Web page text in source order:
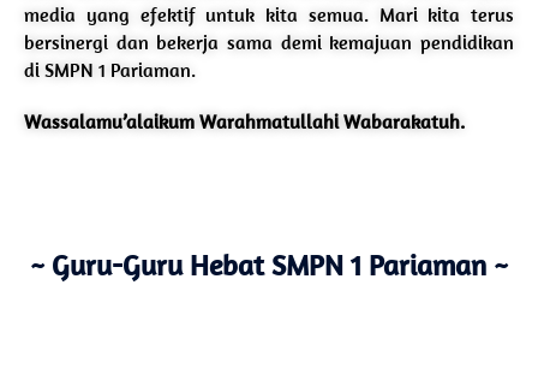
media yang efektif untuk kita semua. Mari kita terus
bersinergi dan bekerja sama demi kemajuan pendidikan
di SMPN 1 Pariaman.
Wassalamu’alaikum Warahmatullahi Wabarakatuh.
~ Guru-Guru Hebat SMPN 1 Pariaman ~